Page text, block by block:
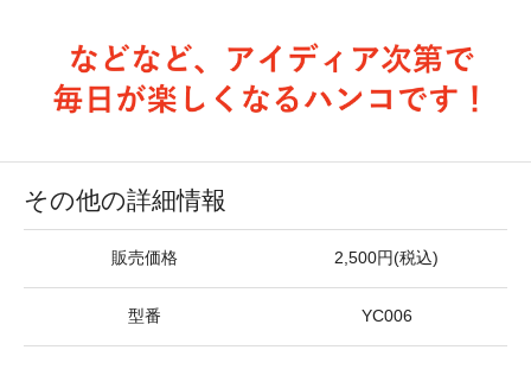
その他の詳細情報
販売価格 2,500円(税込)
型番 YC006